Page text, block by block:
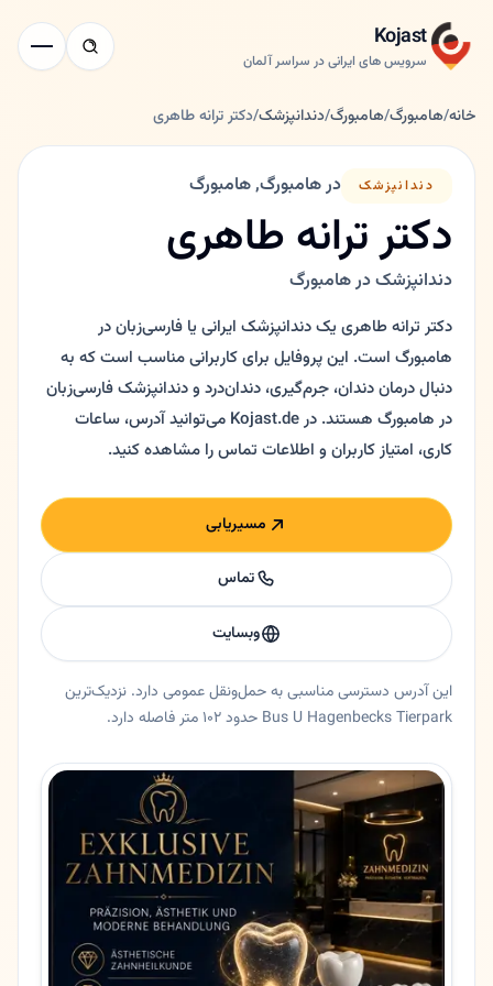
Kojast
سرویس های ایرانی در سراسر آلمان
خانه/هامبورگ/هامبورگ/دندانپزشک/دکتر ترانه طاهری
دندانپزشک در هامبورگ, هامبورگ
دکتر ترانه طاهری
دندانپزشک در هامبورگ
دکتر ترانه طاهری یک دندانپزشک ایرانی یا فارسی‌زبان در
هامبورگ است. این پروفایل برای کاربرانی مناسب است که به
دنبال درمان دندان، جرم‌گیری، دندان‌درد و دندانپزشک فارسی‌زبان
در هامبورگ هستند. در Kojast.de می‌توانید آدرس، ساعات
کاری، امتیاز کاربران و اطلاعات تماس را مشاهده کنید.
مسیریابی
تماس
وبسایت
این آدرس دسترسی مناسبی به حمل‌ونقل عمومی دارد. نزدیک‌ترین
Bus U Hagenbecks Tierpark حدود ۱۰۲ متر فاصله دارد.
دندانپزشک دکتر ترانه طاهری در هامبورگ، هامبورگ. 👩‍⚕️ ترانه طاهری - دستیار پزشک با تجربه در هامبورگ خانم ترانه
ایالت
هامبورگ
هامبورگ
آدرس
Julius-Vosseler-Straße 42
کد پستی